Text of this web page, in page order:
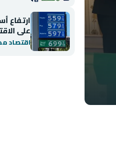
اقتصاد محلي
ارتفاع
على
اقتصاد